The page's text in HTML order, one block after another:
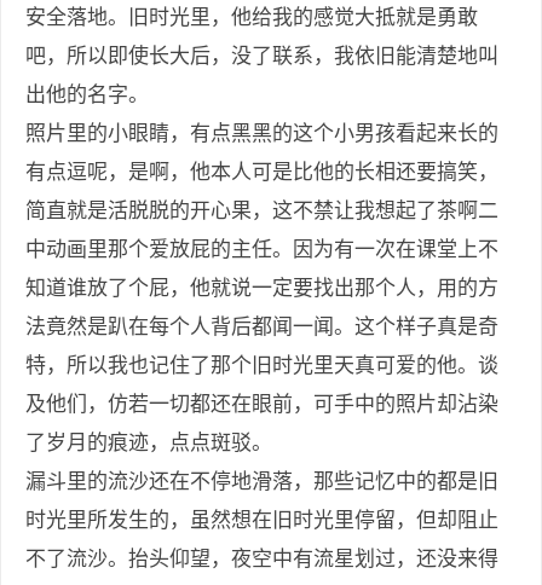
安全落地。旧时光里，他给我的感觉大抵就是勇敢
吧，所以即使长大后，没了联系，我依旧能清楚地叫
出他的名字。
照片里的小眼睛，有点黑黑的这个小男孩看起来长的
有点逗呢，是啊，他本人可是比他的长相还要搞笑，
简直就是活脱脱的开心果，这不禁让我想起了茶啊二
中动画里那个爱放屁的主任。因为有一次在课堂上不
知道谁放了个屁，他就说一定要找出那个人，用的方
法竟然是趴在每个人背后都闻一闻。这个样子真是奇
特，所以我也记住了那个旧时光里天真可爱的他。谈
及他们，仿若一切都还在眼前，可手中的照片却沾染
了岁月的痕迹，点点斑驳。
漏斗里的流沙还在不停地滑落，那些记忆中的都是旧
时光里所发生的，虽然想在旧时光里停留，但却阻止
不了流沙。抬头仰望，夜空中有流星划过，还没来得